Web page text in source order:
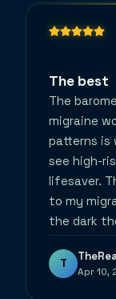
The best
The
migraine
patterns is
see high-
lifesaver.
to my
the dark
T
Apr 10,